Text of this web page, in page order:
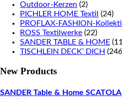
Outdoor-Kerzen (2)
PICHLER HOME Textil (24)
PROFLAX-FASHION-
ROSS Textilwerke (22)
SANDER TABLE & HOME
TISCHLEIN DECK‘ DICH
New Products
SANDER Table & Home SCATOLA